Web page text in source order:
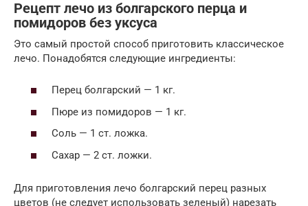
Рецепт лечо из болгарского перца и
помидоров без уксуса
Это самый простой способ приготовить классическое
лечо. Понадобятся следующие ингредиенты:
Перец болгарский — 1 кг.
Пюре из помидоров — 1 кг.
Соль — 1 ст. ложка.
Сахар — 2 ст. ложки.
Для приготовления лечо болгарский перец разных
цветов (не следует использовать зеленый) нарезать